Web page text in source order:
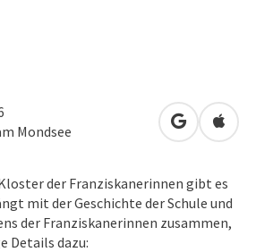
Mondsee in Google
in
der Franziskanerinnen gibt es
mit der Geschichte der Schule und
der Franziskanerinnen zusammen,
Details dazu: